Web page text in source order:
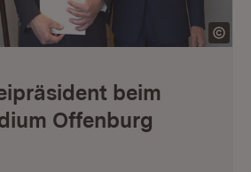
beim
Offenburg